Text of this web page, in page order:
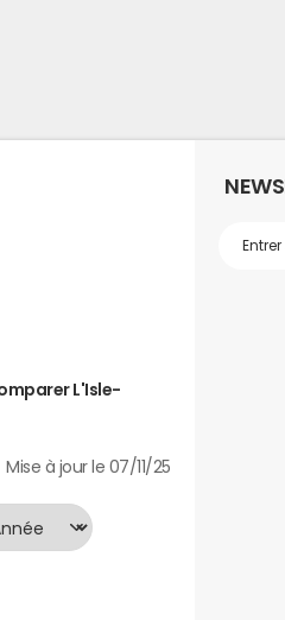
L'Isle-
Mise à jour le 07/11/25